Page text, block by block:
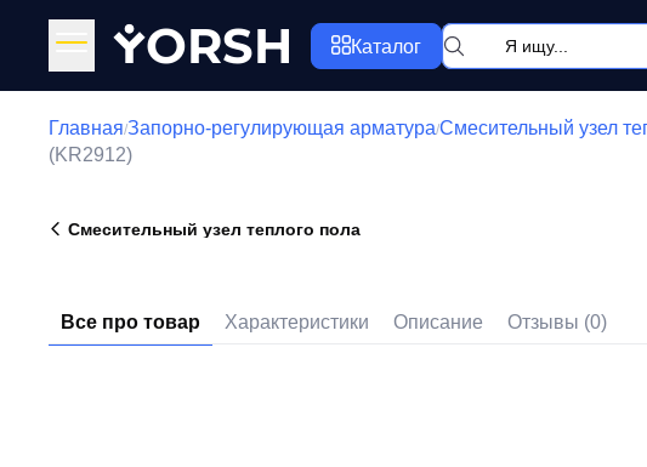
YORSH Каталог
Главная/Запорно-регулирующая арматура/Смесительный узел
(KR2912)
Смесительный узел теплого пола
Все про товар Характеристики Описание Отзывы (0)